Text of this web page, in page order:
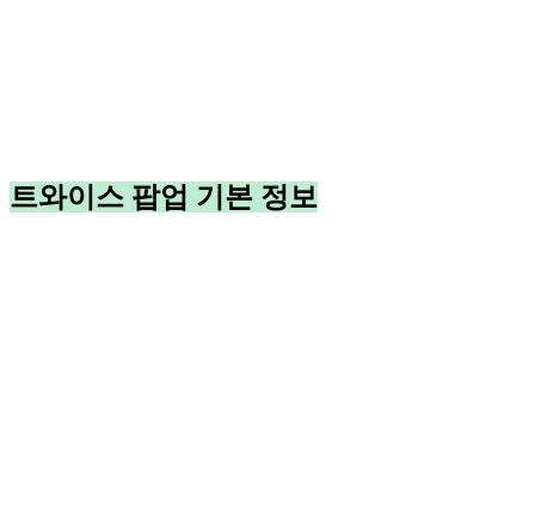
트와이스 팝업 기본 정보